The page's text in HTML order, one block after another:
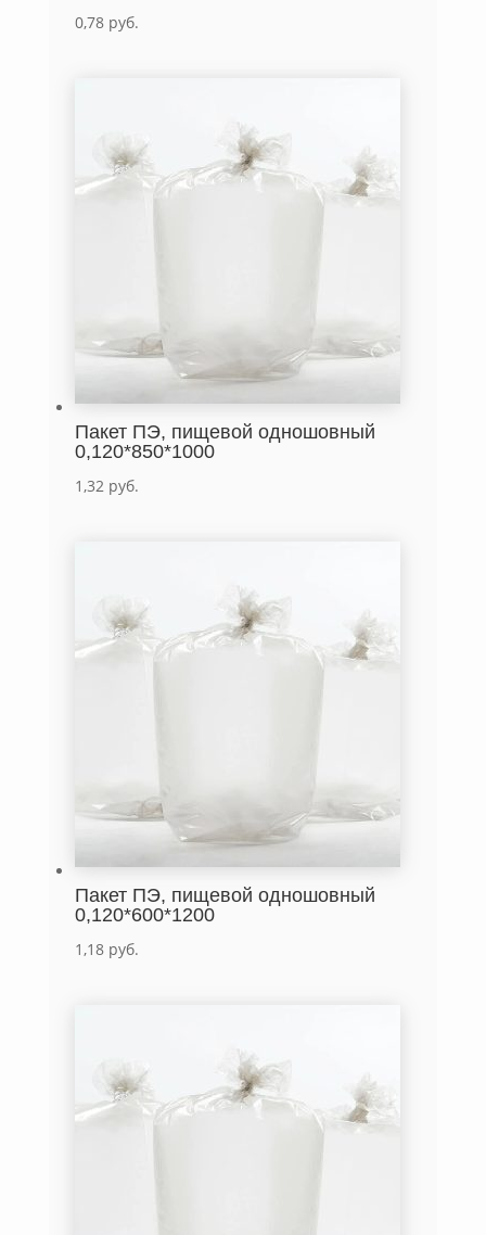
0,78 руб.
Пакет ПЭ, пищевой одношовный
0,120*850*1000
1,32 руб.
Пакет ПЭ, пищевой одношовный
0,120*600*1200
1,18 руб.